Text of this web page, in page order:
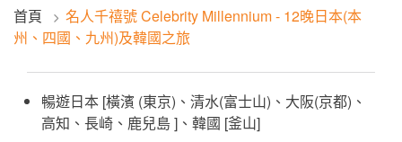
首頁
名人千禧號 Celebrity Millennium - 12晚日本(本
州、四國、九州)及韓國之旅
暢遊日本 [橫濱 (東京)、清水(富士山)、大阪(京都)、
高知、長崎、鹿兒島 ]、韓國 [釜山]